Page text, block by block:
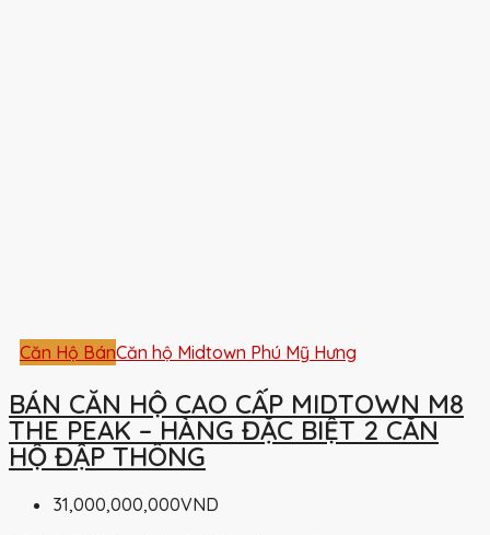
Căn Hộ BánCăn hộ Midtown Phú Mỹ Hưng
BÁN CĂN HỘ CAO CẤP MIDTOWN M8
THE PEAK – HÀNG ĐẶC BIỆT 2 CĂN
HỘ ĐẬP THÔNG
31,000,000,000VND